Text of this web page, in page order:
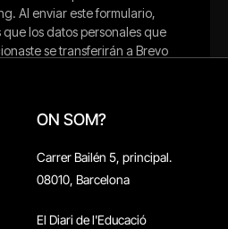
ON SOM?
Carrer Bailén 5, principal.
08010, Barcelona
El Diari de l'Educació